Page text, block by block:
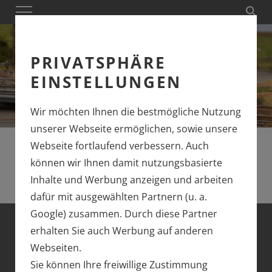
PRIVATSPHÄRE
EINSTELLUNGEN
Wir möchten Ihnen die bestmögliche Nutzung
unserer Webseite ermöglichen, sowie unsere
Webseite fortlaufend verbessern. Auch
können wir Ihnen damit nutzungsbasierte
Inhalte und Werbung anzeigen und arbeiten
dafür mit ausgewählten Partnern (u. a.
Google) zusammen. Durch diese Partner
erhalten Sie auch Werbung auf anderen
Webseiten.
Sie können Ihre freiwillige Zustimmung
MÄRKLIN H0